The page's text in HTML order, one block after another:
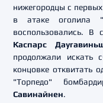
нижегородцы с
в атаке оголила
воспользовались. В
Каспарс
продолжали искать
концовке отквитать
"Торпедо"
Савинайнен.